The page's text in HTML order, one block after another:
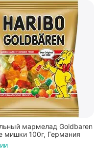
мармелад Goldbaren
мишки 100г, Германия